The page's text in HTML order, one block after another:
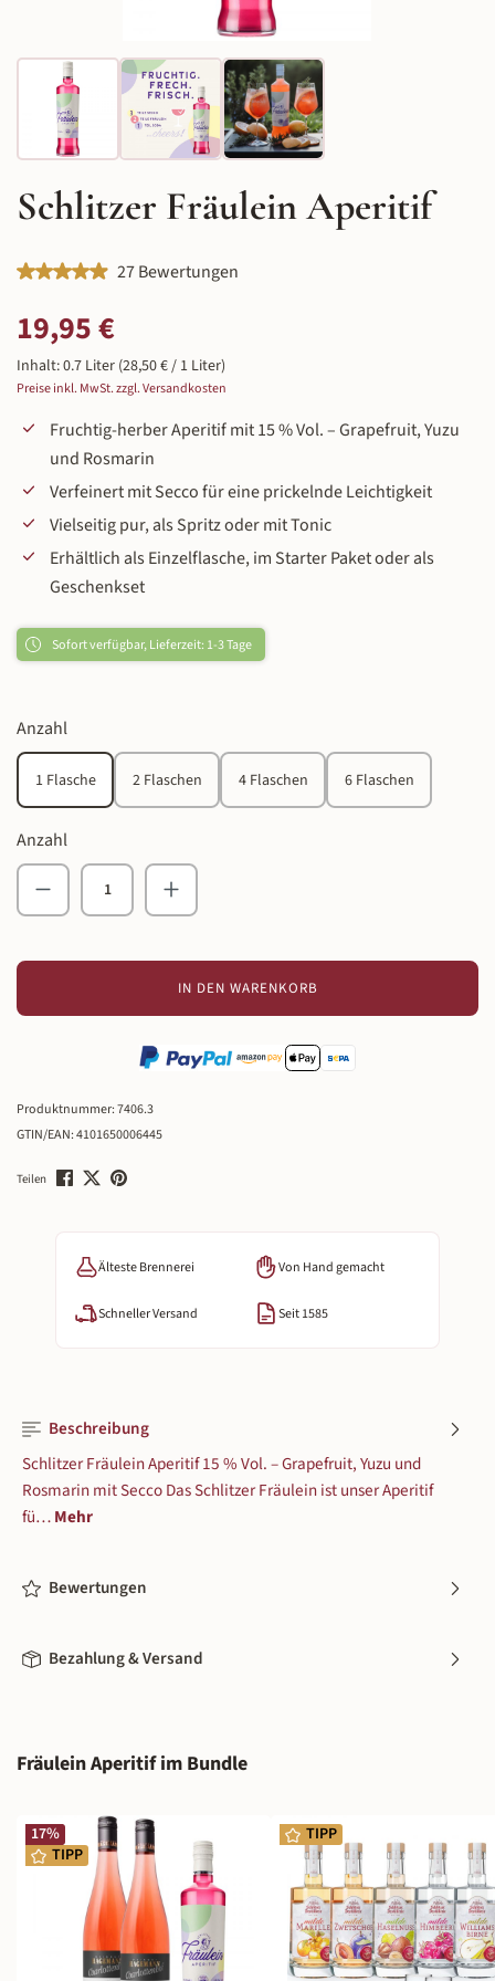
Schlitzer Fräulein Aperitif
Durchschnittliche Bewertung von 4.96 von 5 Sternen
27 Bewertungen
Regulärer Preis:
19,95 €
Inhalt:0.7 Liter (28,50 € / 1 Liter)
Preise inkl. MwSt. zzgl. Versandkosten
Fruchtig-herber Aperitif mit 15 % Vol. – Grapefruit, Yuzu
und Rosmarin
Verfeinert mit Secco für eine prickelnde Leichtigkeit
Vielseitig pur, als Spritz oder mit Tonic
Erhältlich als Einzelflasche, im Starter Paket oder als
Geschenkset
Sofort verfügbar, Lieferzeit: 1-3 Tage
Anzahlauswählen
1 Flasche 2 Flaschen 4 Flaschen 6 Flaschen
Anzahl
Produkt Anzahl: Gib den gewünschten Wert
IN DEN WARENKORB
Produktnummer:7406.3
GTIN/EAN:4101650006445
Teilen
Älteste Brennerei Von Hand gemacht
Schneller Versand Seit 1585
Beschreibung
Schlitzer Fräulein Aperitif 15 % Vol. – Grapefruit, Yuzu und
Rosmarin mit Secco Das Schlitzer Fräulein ist unser Aperitif
fü…Mehr
Bewertungen
Bezahlung & Versand
Produktgalerie überspringen
Fräulein Aperitif im Bundle
17%
TIPP
TIPP